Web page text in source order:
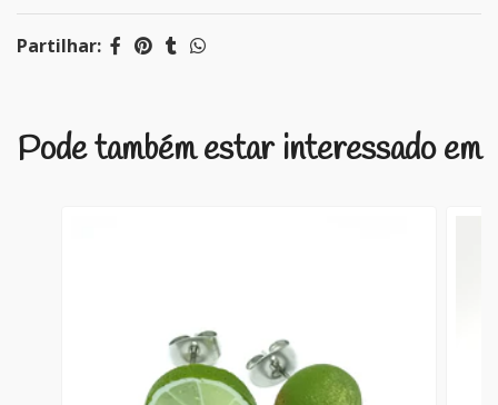
Partilhar:
Pode também estar interessado em